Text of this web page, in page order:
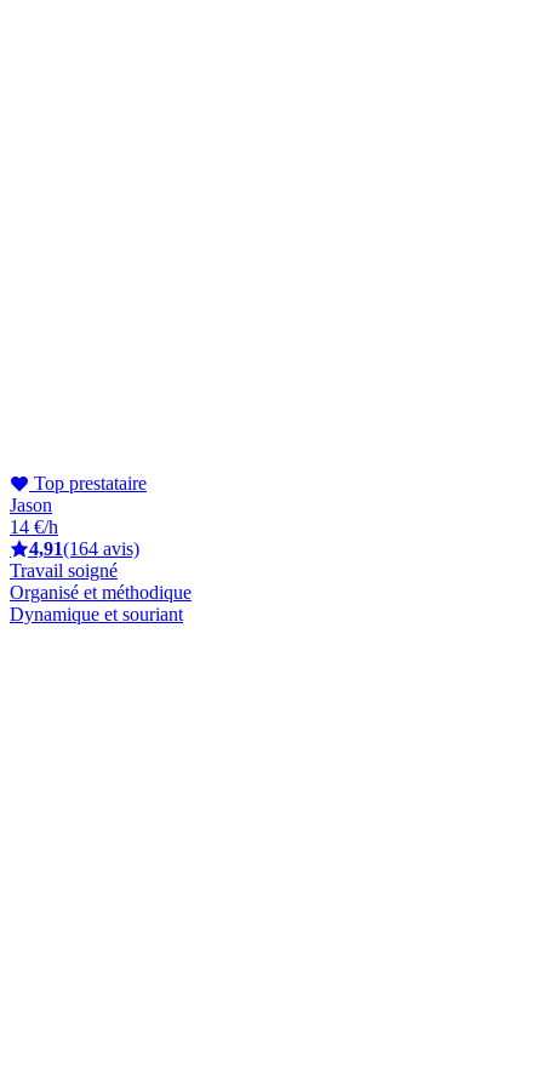
Top prestataire
Jason
14 €/h
4,91(164 avis)
Travail soigné
Organisé et méthodique
Dynamique et souriant